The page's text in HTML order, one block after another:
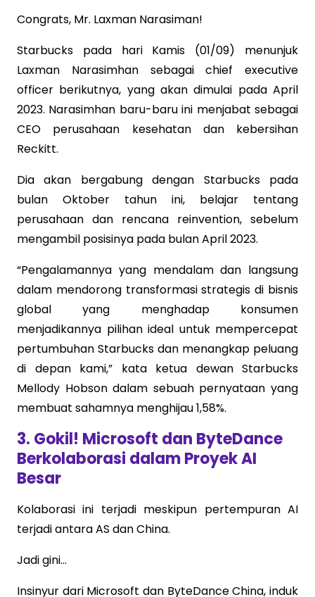
Congrats, Mr. Laxman Narasiman!
Starbucks pada hari Kamis (01/09) menunjuk
Laxman Narasimhan sebagai chief executive
officer berikutnya, yang akan dimulai pada April
2023. Narasimhan baru-baru ini menjabat sebagai
CEO perusahaan kesehatan dan kebersihan
Reckitt.
Dia akan bergabung dengan Starbucks pada
bulan Oktober tahun ini, belajar tentang
perusahaan dan rencana reinvention, sebelum
mengambil posisinya pada bulan April 2023.
“Pengalamannya yang mendalam dan langsung
dalam mendorong transformasi strategis di bisnis
global yang menghadap konsumen
menjadikannya pilihan ideal untuk mempercepat
pertumbuhan Starbucks dan menangkap peluang
di depan kami,” kata ketua dewan Starbucks
Mellody Hobson dalam sebuah pernyataan yang
membuat sahamnya menghijau 1,58%.
3. Gokil! Microsoft dan ByteDance
Berkolaborasi dalam Proyek AI
Besar
Kolaborasi ini terjadi meskipun pertempuran AI
terjadi antara AS dan China.
Jadi gini...
Insinyur dari Microsoft dan ByteDance China, induk